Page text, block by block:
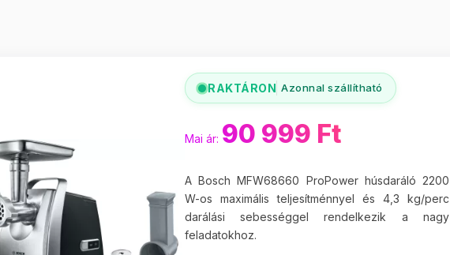
RAKTÁRON Azonnal szállítható
Mai ár: 90 999 Ft
A Bosch MFW68660 ProPower húsdaráló 2200
W-os maximális teljesítménnyel és 4,3 kg/perc
darálási sebességgel rendelkezik a nagy
feladatokhoz.